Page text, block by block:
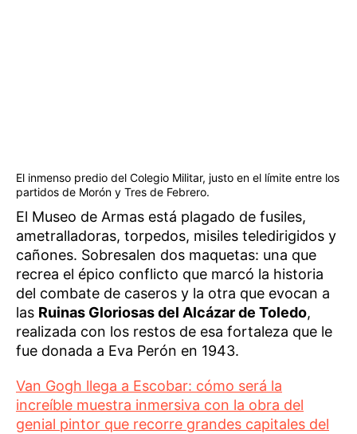
El inmenso predio del Colegio Militar, justo en el límite entre los
partidos de Morón y Tres de Febrero.
El Museo de Armas está plagado de fusiles,
ametralladoras, torpedos, misiles teledirigidos y
cañones. Sobresalen dos maquetas: una que
recrea el épico conflicto que marcó la historia
del combate de caseros y la otra que evocan a
las Ruinas Gloriosas del Alcázar de Toledo,
realizada con los restos de esa fortaleza que le
fue donada a Eva Perón en 1943.
Van Gogh llega a Escobar: cómo será la
increíble muestra inmersiva con la obra del
genial pintor que recorre grandes capitales del